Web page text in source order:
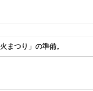
まつり」の準備。